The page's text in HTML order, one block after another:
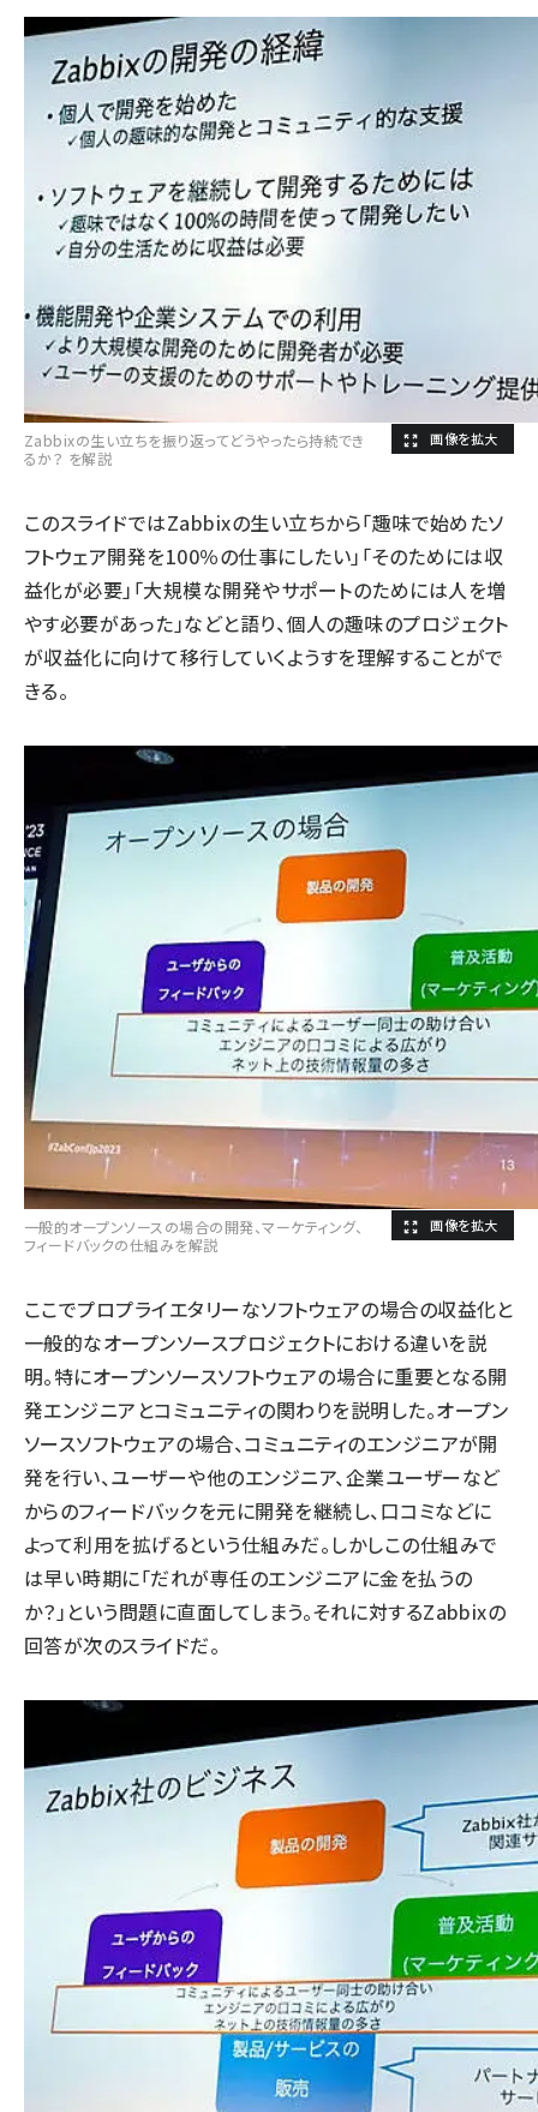
Zabbixの生い立ちを振り返ってどうやったら持続でき
るか？ を解説
このスライドではZabbixの生い立ちから「趣味で始めたソ
フトウェア開発を100％の仕事にしたい」「そのためには収
益化が必要」「大規模な開発やサポートのためには人を増
やす必要があった」などと語り、個人の趣味のプロジェクト
が収益化に向けて移行していくようすを理解することがで
きる。
一般的オープンソースの場合の開発、マーケティング、
フィードバックの仕組みを解説
ここでプロプライエタリーなソフトウェアの場合の収益化と
一般的なオープンソースプロジェクトにおける違いを説
明。特にオープンソースソフトウェアの場合に重要となる開
発エンジニアとコミュニティの関わりを説明した。オープン
ソースソフトウェアの場合、コミュニティのエンジニアが開
発を行い、ユーザーや他のエンジニア、企業ユーザーなど
からのフィードバックを元に開発を継続し、口コミなどに
よって利用を拡げるという仕組みだ。しかしこの仕組みで
は早い時期に「だれが専任のエンジニアに金を払うの
か？」という問題に直面してしまう。それに対するZabbixの
回答が次のスライドだ。